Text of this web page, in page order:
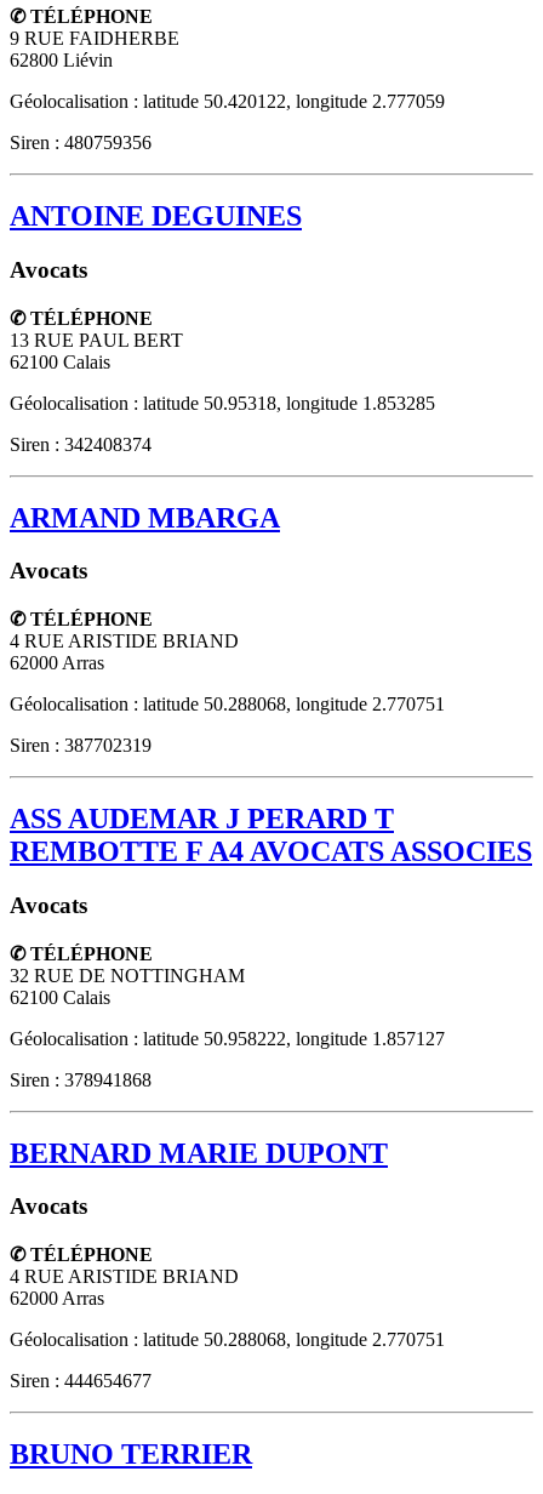
✆ TÉLÉPHONE
9 RUE FAIDHERBE
62800 Liévin
Géolocalisation : latitude 50.420122, longitude 2.777059
Siren : 480759356
ANTOINE DEGUINES
Avocats
✆ TÉLÉPHONE
13 RUE PAUL BERT
62100 Calais
Géolocalisation : latitude 50.95318, longitude 1.853285
Siren : 342408374
ARMAND MBARGA
Avocats
✆ TÉLÉPHONE
4 RUE ARISTIDE BRIAND
62000 Arras
Géolocalisation : latitude 50.288068, longitude 2.770751
Siren : 387702319
ASS AUDEMAR J PERARD T
REMBOTTE F A4 AVOCATS ASSOCIES
Avocats
✆ TÉLÉPHONE
32 RUE DE NOTTINGHAM
62100 Calais
Géolocalisation : latitude 50.958222, longitude 1.857127
Siren : 378941868
BERNARD MARIE DUPONT
Avocats
✆ TÉLÉPHONE
4 RUE ARISTIDE BRIAND
62000 Arras
Géolocalisation : latitude 50.288068, longitude 2.770751
Siren : 444654677
BRUNO TERRIER